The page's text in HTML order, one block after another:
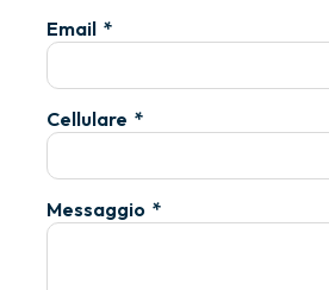
Email
Cellulare
Messaggio